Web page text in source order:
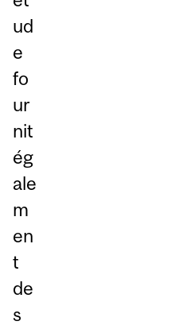
ud
e
fo
ur
nit
ég
ale
m
en
t
de
s